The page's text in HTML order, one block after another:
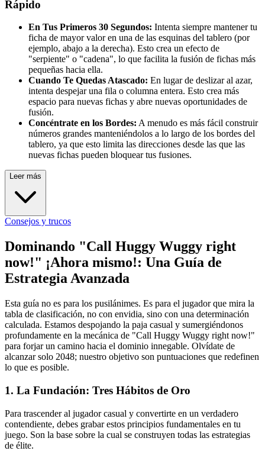
Rápido
En Tus Primeros 30 Segundos: Intenta siempre mantener tu
ficha de mayor valor en una de las esquinas del tablero (por
ejemplo, abajo a la derecha). Esto crea un efecto de
"serpiente" o "cadena", lo que facilita la fusión de fichas más
pequeñas hacia ella.
Cuando Te Quedas Atascado: En lugar de deslizar al azar,
intenta despejar una fila o columna entera. Esto crea más
espacio para nuevas fichas y abre nuevas oportunidades de
fusión.
Concéntrate en los Bordes: A menudo es más fácil construir
números grandes manteniéndolos a lo largo de los bordes del
tablero, ya que esto limita las direcciones desde las que las
nuevas fichas pueden bloquear tus fusiones.
Leer más
Consejos y trucos
Dominando "Call Huggy Wuggy right
now!" ¡Ahora mismo!: Una Guía de
Estrategia Avanzada
Esta guía no es para los pusilánimes. Es para el jugador que mira la
tabla de clasificación, no con envidia, sino con una determinación
calculada. Estamos despojando la paja casual y sumergiéndonos
profundamente en la mecánica de "Call Huggy Wuggy right now!"
para forjar un camino hacia el dominio innegable. Olvídate de
alcanzar solo 2048; nuestro objetivo son puntuaciones que redefinen
lo que es posible.
1. La Fundación: Tres Hábitos de Oro
Para trascender al jugador casual y convertirte en un verdadero
contendiente, debes grabar estos principios fundamentales en tu
juego. Son la base sobre la cual se construyen todas las estrategias
de élite.